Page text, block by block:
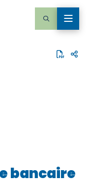
bancaire